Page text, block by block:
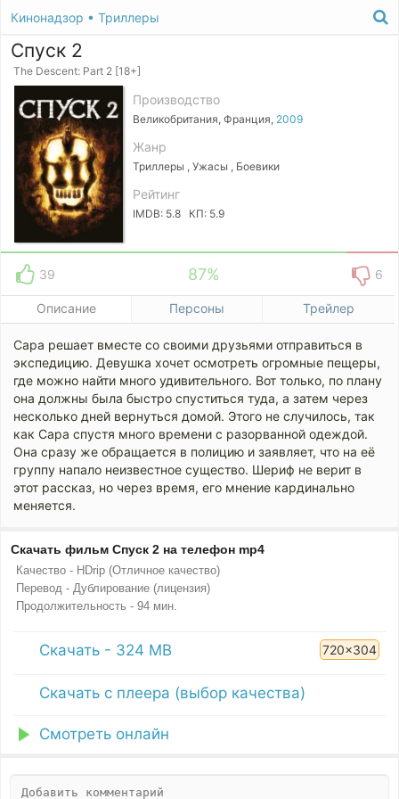
Кинонадзор • Триллеры
Спуск 2
The Descent: Part 2 [18+]
Производство
Великобритания, Франция, 2009
Жанр
Триллеры , Ужасы , Боевики
Рейтинг
IMDB: 5.8 КП: 5.9
39 87% 6
Описание Персоны Трейлер
Сара решает вместе со своими друзьями отправиться в
экспедицию. Девушка хочет осмотреть огромные пещеры,
где можно найти много удивительного. Вот только, по плану
она должны была быстро спуститься туда, а затем через
несколько дней вернуться домой. Этого не случилось, так
как Сара спустя много времени с разорванной одеждой.
Она сразу же обращается в полицию и заявляет, что на её
группу напало неизвестное существо. Шериф не верит в
этот рассказ, но через время, его мнение кардинально
меняется.
Скачать фильм Спуск 2 на телефон mp4
Качество - HDrip (Отличное качество)
Перевод - Дублирование (лицензия)
Продолжительность - 94 мин.
Скачать - 324 MB 720x304
Скачать с плеера (выбор качества)
Смотреть онлайн